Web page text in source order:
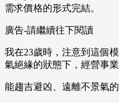
需求價格的形式完結。
廣告-請繼續往下閱讀
我在23歲時，注意到這個
氣絕緣的狀態下，經營事業
能趨吉避凶、遠離不景氣